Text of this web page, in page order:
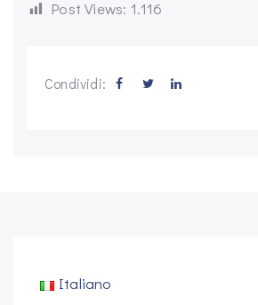
Post Views: 1.116
Condividi:
Italiano